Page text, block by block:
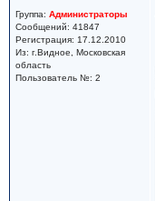
Группа: Администраторы
Сообщений: 41847
Регистрация: 17.12.2010
Из: г.Видное, Московская
область
Пользователь №: 2